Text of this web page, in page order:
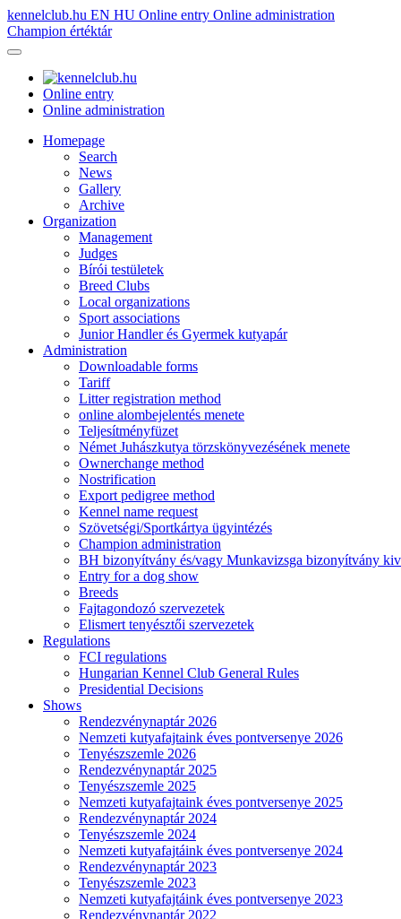
kennelclub.hu EN HU Online entry Online administration
Champion értéktár
Online entry
Online administration
Homepage
Search
News
Gallery
Archive
Organization
Management
Judges
Bírói testületek
Breed Clubs
Local organizations
Sport associations
Junior Handler és Gyermek kutyapár
Administration
Downloadable forms
Tariff
Litter registration method
online alombejelentés menete
Teljesítményfüzet
Német Juhászkutya törzskönyvezésének menete
Ownerchange method
Nostrification
Export pedigree method
Kennel name request
Szövetségi/Sportkártya ügyintézés
Champion administration
BH bizonyítvány és/vagy Munkavizsga bizonyítvány
Entry for a dog show
Breeds
Fajtagondozó szervezetek
Elismert tenyésztői szervezetek
Regulations
FCI regulations
Hungarian Kennel Club General Rules
Presidential Decisions
Shows
Rendezvénynaptár 2026
Nemzeti kutyafajtaink éves pontversenye 2026
Tenyészszemle 2026
Rendezvénynaptár 2025
Tenyészszemle 2025
Nemzeti kutyafajtaink éves pontversenye 2025
Rendezvénynaptár 2024
Tenyészszemle 2024
Nemzeti kutyafajtáink éves pontversenye 2024
Rendezvénynaptár 2023
Tenyészszemle 2023
Nemzeti kutyafajtáink éves pontversenye 2023
Rendezvénynaptár 2022